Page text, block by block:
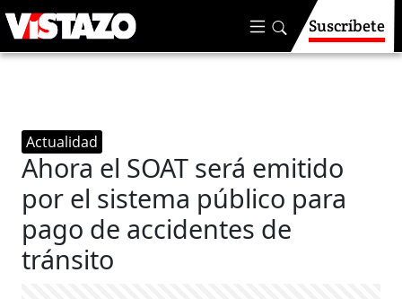
Suscríbete
Actualidad
Ahora el SOAT será emitido
por el sistema público para
pago de accidentes de
tránsito